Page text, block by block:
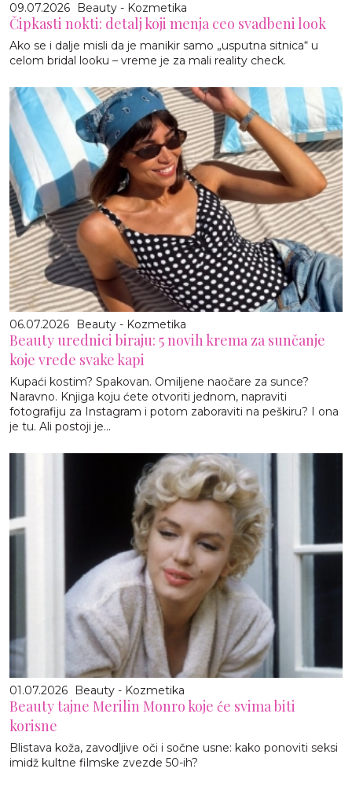
09.07.2026 Beauty - Kozmetika
Čipkasti nokti: detalj koji menja ceo svadbeni look
Ako se i dalje misli da je manikir samo „usputna sitnica“ u
celom bridal looku – vreme je za mali reality check.
06.07.2026 Beauty - Kozmetika
Beauty urednici biraju: 5 novih krema za sunčanje
koje vrede svake kapi
Kupaći kostim? Spakovan. Omiljene naočare za sunce?
Naravno. Knjiga koju ćete otvoriti jednom, napraviti
fotografiju za Instagram i potom zaboraviti na peškiru? I ona
je tu. Ali postoji je...
01.07.2026 Beauty - Kozmetika
Beauty tajne Merilin Monro koje će svima biti
korisne
Blistava koža, zavodljive oči i sočne usne: kako ponoviti seksi
imidž kultne filmske zvezde 50-ih?